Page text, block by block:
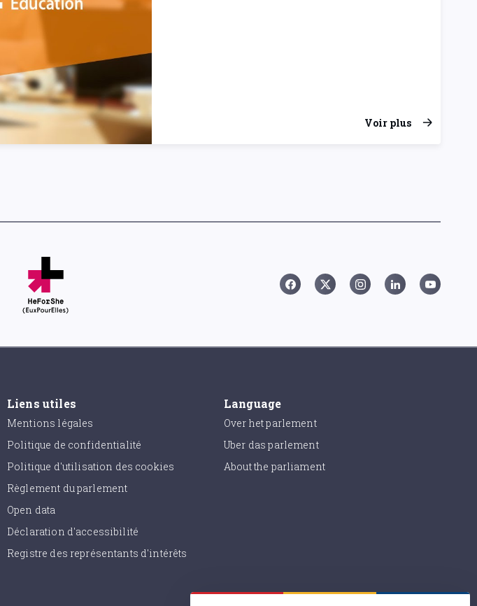
Voir plus
Liens utiles
Mentions légales
Politique de confidentialité
Politique d'utilisation des cookies
Règlement du parlement
Open data
Déclaration d'accessibilité
Registre des représentants d'intérêts
Language
Over het parlement
Uber das parlement
About the parliament